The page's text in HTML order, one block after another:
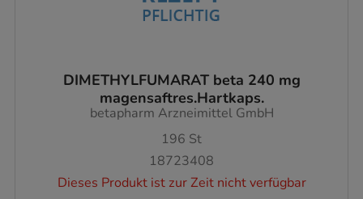
DIMETHYLFUMARAT beta 240 mg
magensaftres.Hartkaps.
betapharm Arzneimittel GmbH
196 St
18723408
Dieses Produkt ist zur Zeit nicht verfügbar